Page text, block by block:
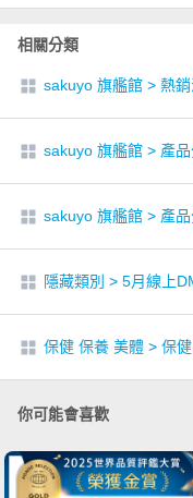
相關分類
sakuyo 旗艦館 > 熱
sakuyo 旗艦館 > 產
sakuyo 旗艦館 > 產
隱藏類別 > 5月線上
保健 保養 美體 > 保
你可能會喜歡